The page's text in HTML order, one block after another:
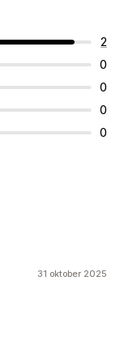
2
0
0
0
0
31 oktober 2025